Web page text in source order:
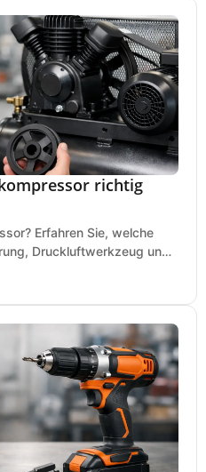
richtig
Erfahren Sie, welche
Druckluftwerkzeug und